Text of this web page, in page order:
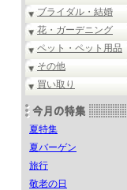
ブライダル・結婚
花・ガーデニング
ペット・ペット用品
その他
買い取り
夏特集
夏バーゲン
旅行
敬老の日